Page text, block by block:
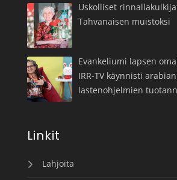
Uskolliset
Tahvanaisen muistoksi
Evankeliumi lapsen
IRR-TV käynnisti
lastenohjelmien
Linkit
Lahjoita